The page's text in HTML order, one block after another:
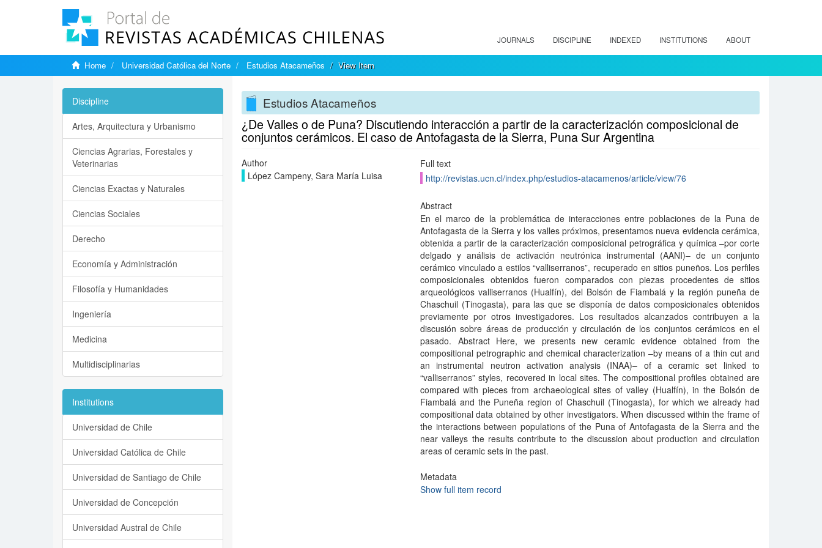
JOURNALS DISCIPLINE INDEXED INSTITUTIONS ABOUT
Home Universidad Católica del Norte Estudios Atacameños View Item
Estudios Atacameños
¿De Valles o de Puna? Discutiendo interacción a partir de la caracterización composicional de
conjuntos cerámicos. El caso de Antofagasta de la Sierra, Puna Sur Argentina
Author
López Campeny, Sara María Luisa
Full text
http://revistas.ucn.cl/index.php/estudios-atacamenos/article/view/76
Abstract
En el marco de la problemática de interacciones entre poblaciones de la Puna de
Antofagasta de la Sierra y los valles próximos, presentamos nueva evidencia cerámica,
obtenida a partir de la caracterización composicional petrográfica y química –por corte
delgado y análisis de activación neutrónica instrumental (AANI)– de un conjunto
cerámico vinculado a estilos “valliserranos”, recuperado en sitios puneños. Los perfiles
composicionales obtenidos fueron comparados con piezas procedentes de sitios
arqueológicos valliserranos (Hualfín), del Bolsón de Fiambalá y la región puneña de
Chaschuil (Tinogasta), para las que se disponía de datos composicionales obtenidos
previamente por otros investigadores. Los resultados alcanzados contribuyen a la
discusión sobre áreas de producción y circulación de los conjuntos cerámicos en el
pasado. Abstract Here, we presents new ceramic evidence obtained from the
compositional petrographic and chemical characterization –by means of a thin cut and
an instrumental neutron activation analysis (INAA)– of a ceramic set linked to
“valliserranos” styles, recovered in local sites. The compositional profiles obtained are
compared with pieces from archaeological sites of valley (Hualfín), in the Bolsón de
Fiambalá and the Puneña region of Chaschuil (Tinogasta), for which we already had
compositional data obtained by other investigators. When discussed within the frame of
the interactions between populations of the Puna of Antofagasta de la Sierra and the
near valleys the results contribute to the discussion about production and circulation
areas of ceramic sets in the past.
Metadata
Show full item record
Discipline
Artes, Arquitectura y Urbanismo
Ciencias Agrarias, Forestales y
Veterinarias
Ciencias Exactas y Naturales
Ciencias Sociales
Derecho
Economía y Administración
Filosofía y Humanidades
Ingeniería
Medicina
Multidisciplinarias
Institutions
Universidad de Chile
Universidad Católica de Chile
Universidad de Santiago de Chile
Universidad de Concepción
Universidad Austral de Chile